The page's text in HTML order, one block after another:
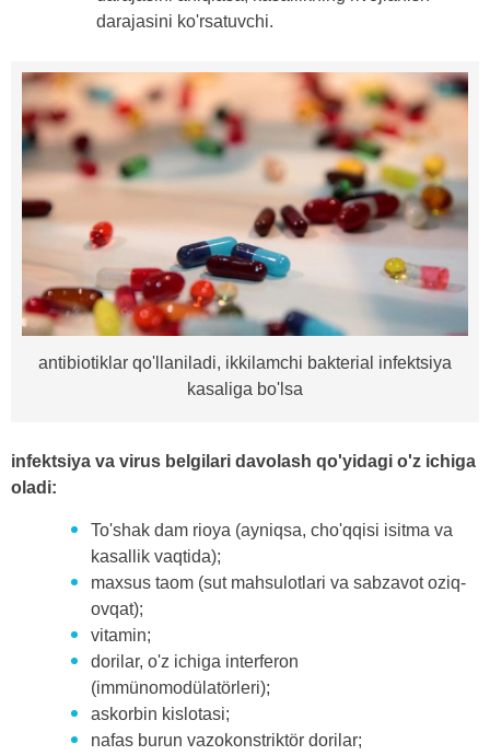
darajasini ko'rsatuvchi.
antibiotiklar qo'llaniladi, ikkilamchi bakterial infektsiya
kasaliga bo'lsa
infektsiya va virus belgilari davolash qo'yidagi o'z ichiga
oladi:
To'shak dam rioya (ayniqsa, cho'qqisi isitma va
kasallik vaqtida);
maxsus taom (sut mahsulotlari va sabzavot oziq-
ovqat);
vitamin;
dorilar, o'z ichiga interferon
(immünomodülatörleri);
askorbin kislotasi;
nafas burun vazokonstriktör dorilar;